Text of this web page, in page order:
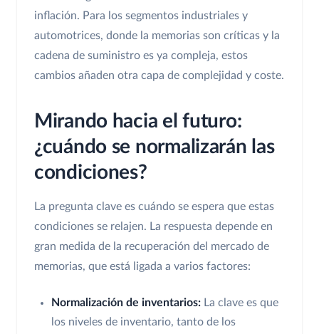
inflación. Para los segmentos industriales y
automotrices, donde la memorias son críticas y la
cadena de suministro es ya compleja, estos
cambios añaden otra capa de complejidad y coste.
Mirando hacia el futuro:
¿cuándo se normalizarán las
condiciones?
La pregunta clave es cuándo se espera que estas
condiciones se relajen. La respuesta depende en
gran medida de la recuperación del mercado de
memorias, que está ligada a varios factores:
Normalización de inventarios: La clave es que
los niveles de inventario, tanto de los